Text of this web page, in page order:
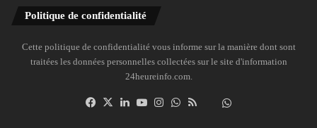
Politique de confidentialité
Cette politique de confidentialité vous informe sur la manière dont sont
traitées les données personnelles collectées sur le site d'information
24heureinfo.com.
Facebook
X LinkedinYouTubeInstagramWhatsAppDailymotion